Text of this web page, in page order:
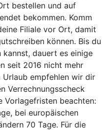
bestellen und auf
bekommen. Komm
Filiale vor Ort, damit
können. Bis du
dauert es einige
seit 2016 nicht mehr
empfehlen wir dir
Verrechnungsscheck
Vorlagefristen beachten:
bei europäischen
70 Tage. Für die